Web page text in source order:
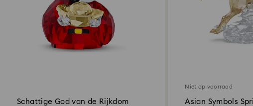
Schattige God van de Rijkdom
Niet op voorraad
Asian Symbols